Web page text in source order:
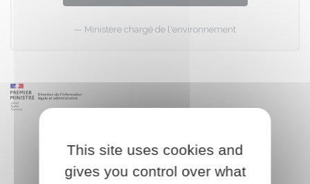
Ministère chargé de l'environnement
This site uses cookies and
gives you control over what